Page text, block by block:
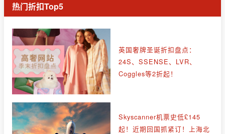
热门折扣Top5
英国奢牌圣诞折扣盘点：
24S、SSENSE、LVR、
Coggles等2折起！
Skyscanner机票史低£145
起！近期回国抓紧订！上海北